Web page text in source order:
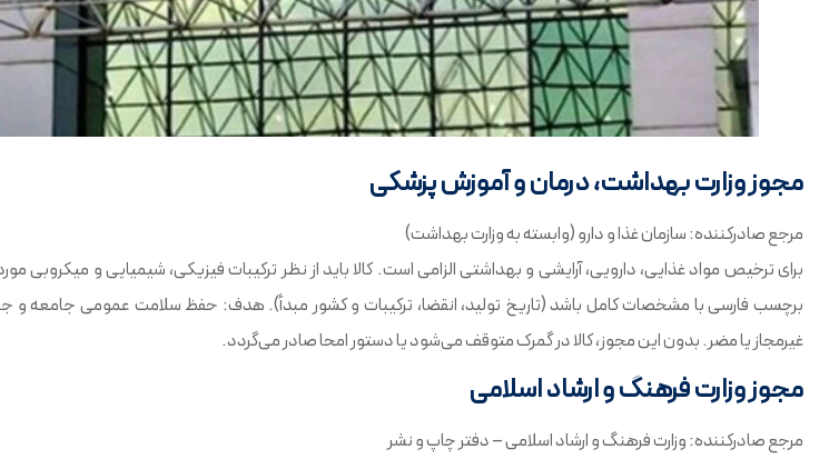
مجوز وزارت بهداشت، درمان و آموزش پزشکی
مرجع صادرکننده: سازمان غذا و دارو (وابسته به وزارت بهداشت)
برای ترخیص مواد غذایی، دارویی، آرایشی و بهداشتی الزامی است. کالا باید از نظر ترکیبات فیزیکی، شیمیایی و میکروبی مورد
برچسب فارسی با مشخصات کامل باشد (تاریخ تولید، انقضا، ترکیبات و کشور مبدأ). هدف: حفظ سلامت عمومی جامعه و
غیرمجاز یا مضر. بدون این مجوز، کالا در گمرک متوقف می‌شود یا دستور امحا صادر می‌گردد.
مجوز وزارت فرهنگ و ارشاد اسلامی
مرجع صادرکننده: وزارت فرهنگ و ارشاد اسلامی – دفتر چاپ و نشر